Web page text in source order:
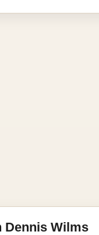
Dennis Wilms